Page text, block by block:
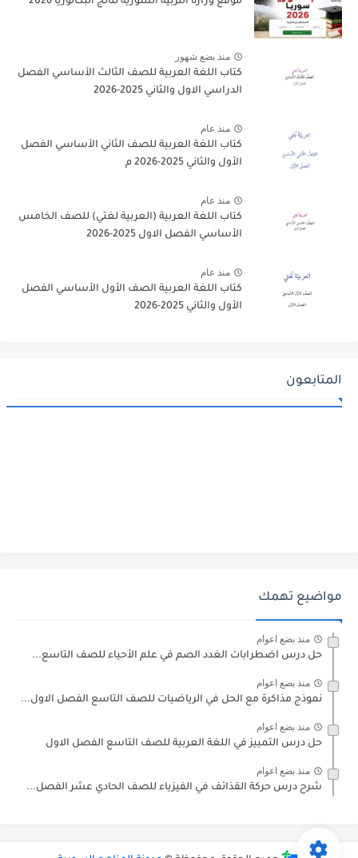
منذ بضع شهور
كتاب اللغة العربية للصف الثالث الأساسي الفصل
الدراسي الاول والثاني 2025-2026
منذ عام
كتاب اللغة العربية للصف الثاني الأساسي الفصل
الأول والثاني 2025-2026 م
منذ عام
كتاب اللغة العربية (العربية لغتي) للصف الخامس
الأساسي الفصل الاول 2025-2026
منذ عام
كتاب اللغة العربية الصف الأول الأساسي الفصل
الأول والثاني 2025-2026
المتابعون
مواضيع تهمك
منذ بضع اعوام
حل درس اضطرابات الغدد الصم في علم الأحياء للصف التاسع...
منذ بضع اعوام
نموذج مذاكرة مع الحل في الرياضيات للصف التاسع الفصل الاول...
منذ بضع اعوام
حل درس التمييز في اللغة العربية للصف التاسع الفصل الاول
منذ بضع اعوام
شرح درس حركة القذائف في الفيزياء للصف الحادي عشر الفصل...